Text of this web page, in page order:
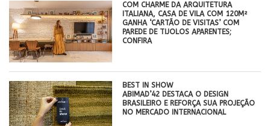
COM CHARME DA ARQUITETURA
ITALIANA, CASA DE VILA COM 120M²
GANHA ‘CARTÃO DE VISITAS’ COM
PAREDE DE TIJOLOS APARENTES;
CONFIRA
BEST IN SHOW
ABIMAD’42 DESTACA O DESIGN
BRASILEIRO E REFORÇA SUA PROJEÇÃO
NO MERCADO INTERNACIONAL